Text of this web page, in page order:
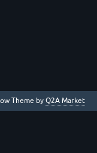
Theme by Q2A Market